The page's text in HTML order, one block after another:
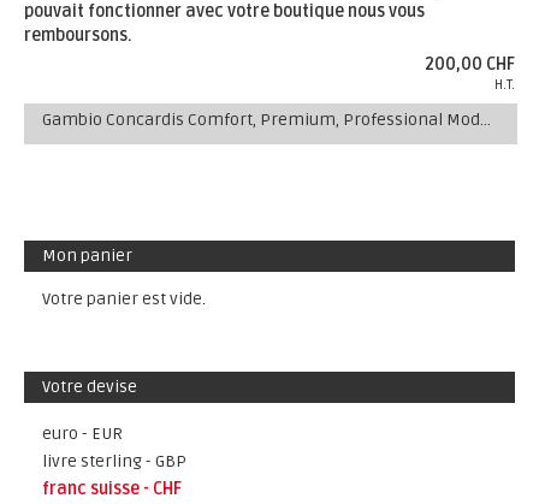
pouvait fonctionner avec votre boutique nous vous
remboursons.
200,00 CHF
H.T.
Gambio Concardis Comfort, Premium, Professional Module de Paiement
Mon panier
Votre panier est vide.
Votre devise
euro - EUR
livre sterling - GBP
franc suisse - CHF